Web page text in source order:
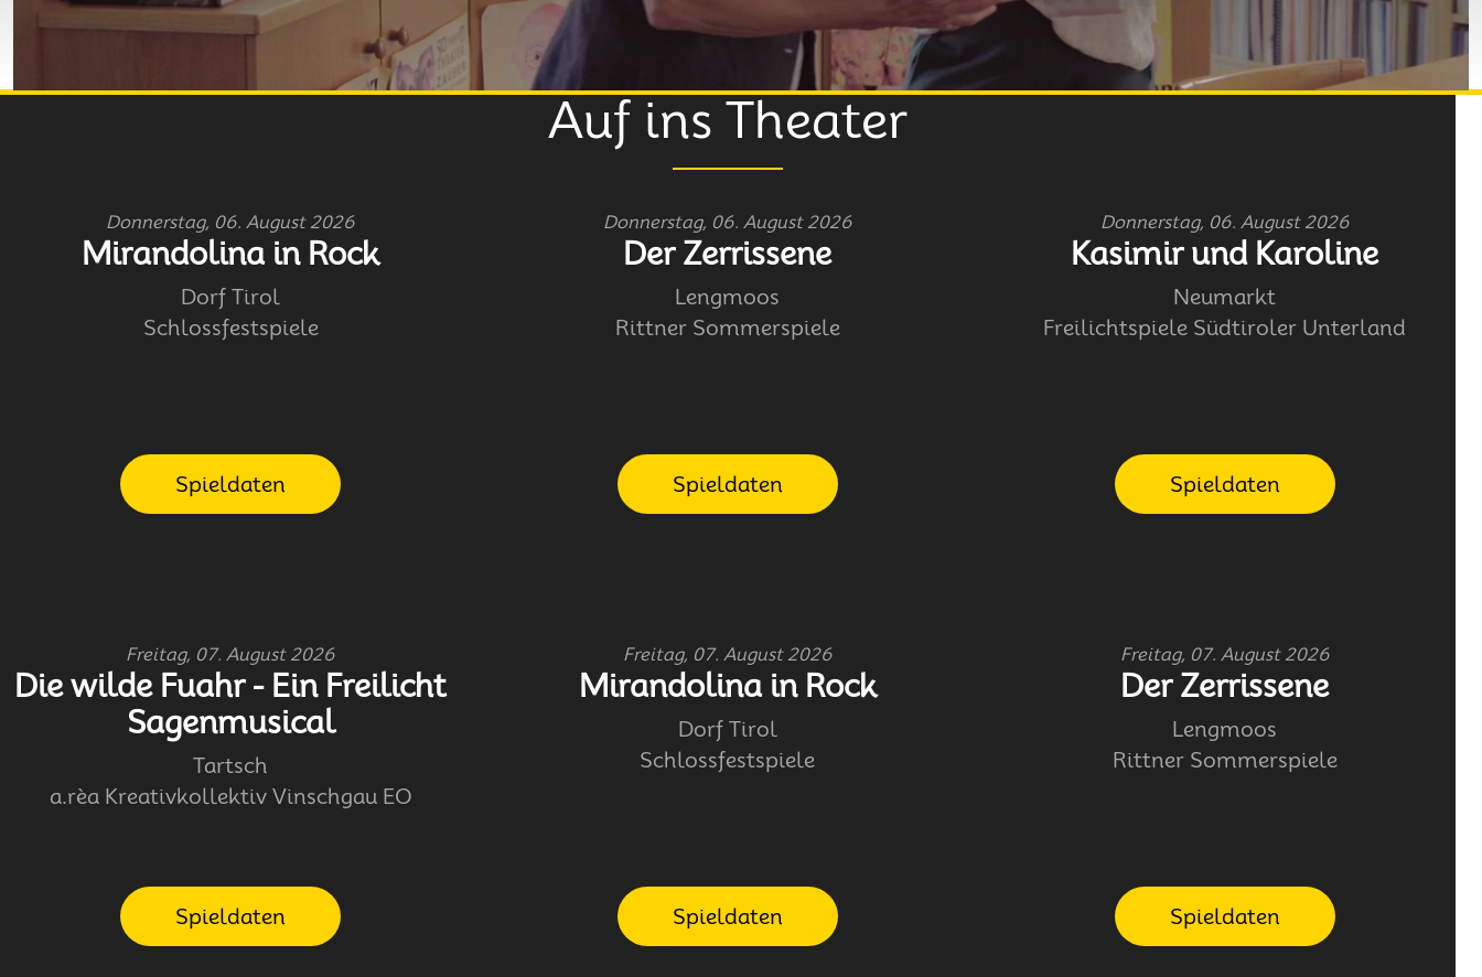
Auf ins Theater
Donnerstag, 06. August 2026
Mirandolina in Rock
Dorf Tirol
Schlossfestspiele
Spieldaten
Donnerstag, 06. August 2026
Der Zerrissene
Lengmoos
Rittner Sommerspiele
Spieldaten
Donnerstag, 06. August 2026
Kasimir und Karoline
Neumarkt
Freilichtspiele Südtiroler Unterland
Spieldaten
Freitag, 07. August 2026
Die wilde Fuahr - Ein Freilicht
Sagenmusical
Tartsch
a.rèa Kreativkollektiv Vinschgau EO
Spieldaten
Freitag, 07. August 2026
Mirandolina in Rock
Dorf Tirol
Schlossfestspiele
Spieldaten
Freitag, 07. August 2026
Der Zerrissene
Lengmoos
Rittner Sommerspiele
Spieldaten